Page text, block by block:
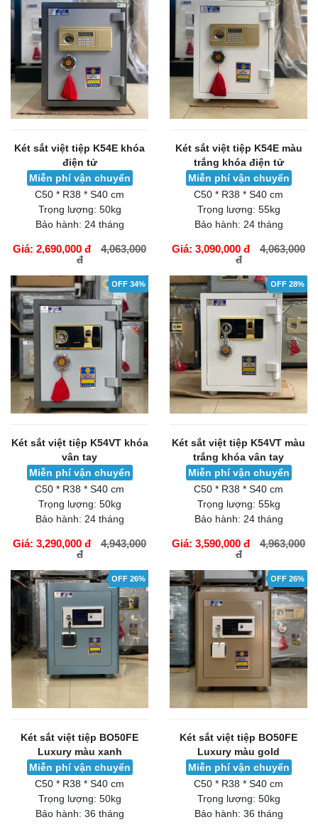
Két sắt việt tiệp K54E khóa
điện tử
Miễn phí vận chuyển
C50 * R38 * S40 cm
Trọng lượng: 50kg
Bảo hành: 24 tháng
Giá: 2,690,000 đ
4,063,000
đ
Két sắt việt tiệp K54E màu
trắng khóa điện tử
Miễn phí vận chuyển
C50 * R38 * S40 cm
Trọng lượng: 55kg
Bảo hành: 24 tháng
Giá: 3,090,000 đ
4,063,000
đ
OFF 34%
Két sắt việt tiệp K54VT khóa
vân tay
Miễn phí vận chuyển
C50 * R38 * S40 cm
Trọng lượng: 50kg
Bảo hành: 24 tháng
Giá: 3,290,000 đ
4,943,000
đ
OFF 28%
Két sắt việt tiệp K54VT màu
trắng khóa vân tay
Miễn phí vận chuyển
C50 * R38 * S40 cm
Trọng lượng: 55kg
Bảo hành: 24 tháng
Giá: 3,590,000 đ
4,963,000
đ
OFF 26%
Két sắt việt tiệp BO50FE
Luxury màu xanh
Miễn phí vận chuyển
C50 * R38 * S40 cm
Trọng lượng: 50kg
Bảo hành: 36 tháng
OFF 26%
Két sắt việt tiệp BO50FE
Luxury màu gold
Miễn phí vận chuyển
C50 * R38 * S40 cm
Trọng lượng: 50kg
Bảo hành: 36 tháng